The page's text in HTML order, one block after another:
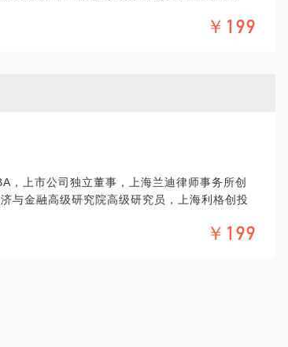
中，避免出现对自己非常不利的局面。PS.在选
聘请律师，在行建议您通过正式途径签订相关
悉。
，而且都要经过特定的专业流程后,才能获得成
的工作，为国内多家知名企业提供股权服务，
班或是商学院为企业家讲授3-4天的股权知识，
时保持控制权和经营权统一、又能进行风险控
￥199
，上市公司独立董事，上海兰迪律师事务所创
与金融高级研究院高级研究员，上海利格创投
￥199